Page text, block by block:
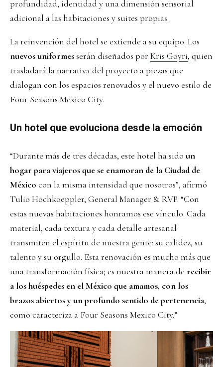
profundidad, identidad y una dimensión sensorial
adicional a las habitaciones y suites propias.
La reinvención del hotel se extiende a su equipo. Los
nuevos uniformesserán diseñados por Kris Goyri, quien
trasladará la narrativa del proyecto a piezas que
dialogan con los espacios renovados y el nuevo estilo de
Four Seasons Mexico City.
Un hotel que evoluciona desde la emoción
“Durante más de tres décadas, este hotel ha sido un
hogar para viajeros que se enamoran de la Ciudad de
México con la misma intensidad que nosotros”, afirmó
Tulio Hochkoeppler, General Manager & RVP. “Con
estas nuevas habitaciones honramos ese vínculo. Cada
material, cada textura y cada detalle artesanal
transmiten el espíritu de nuestra gente: su calidez, su
talento y su orgullo. Esta renovación es mucho más que
una transformación física; es nuestra manera de recibir
a los huéspedes en el México que amamos, con los
brazos abiertos y un profundo sentido de pertenencia,
como caracteriza a Four Seasons Mexico City.”